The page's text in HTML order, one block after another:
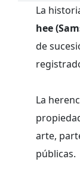
La
hee
de
La
arte,
públicas.